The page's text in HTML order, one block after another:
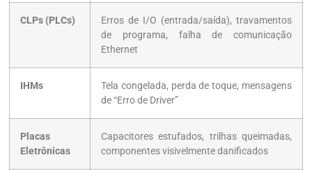
CLPs (PLCs)
Erros de I/O (entrada/saída), travamentos
de programa, falha de comunicação
Ethernet
IHMs
Tela congelada, perda de toque, mensagens
de “Erro de Driver”
Placas
Eletrônicas
Capacitores estufados, trilhas queimadas,
componentes visivelmente danificados